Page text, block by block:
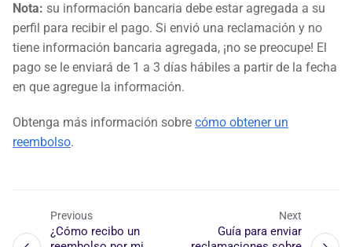
Nota: su información bancaria debe estar agregada a su
perfil para recibir el pago. Si envió una reclamación y no
tiene información bancaria agregada, ¡no se preocupe! El
pago se le enviará de 1 a 3 días hábiles a partir de la fecha
en que agregue la información.
Obtenga más información sobre cómo obtener un
reembolso.
Previous
¿Cómo recibo un
Next
Guía para enviar